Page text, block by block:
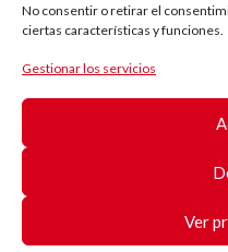
No consentir o retirar el
ciertas características y funciones.
Gestionar los servicios
Ver
El camino